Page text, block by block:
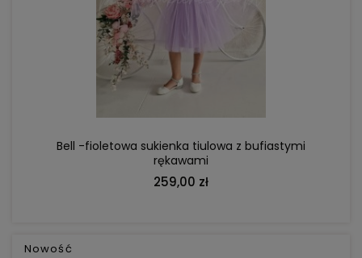
Bell -fioletowa sukienka tiulowa z bufiastymi
rękawami
259,00 zł
DO KOSZYKA
Nowość